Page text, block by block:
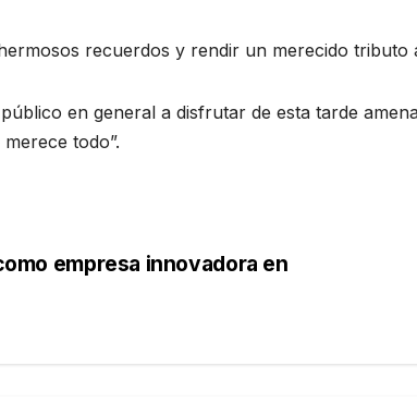
recuerdos y rendir un merecido
en general a disfrutar de esta tarde
todo”.
empresa innovadora en